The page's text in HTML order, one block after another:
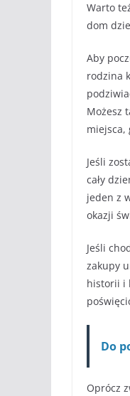
Warto
dom
Aby
rodzina
Możesz
miejsca,
Jeśli
cały
jeden z
okazji
Jeśli
zakupy
historii i
Do
Oprócz